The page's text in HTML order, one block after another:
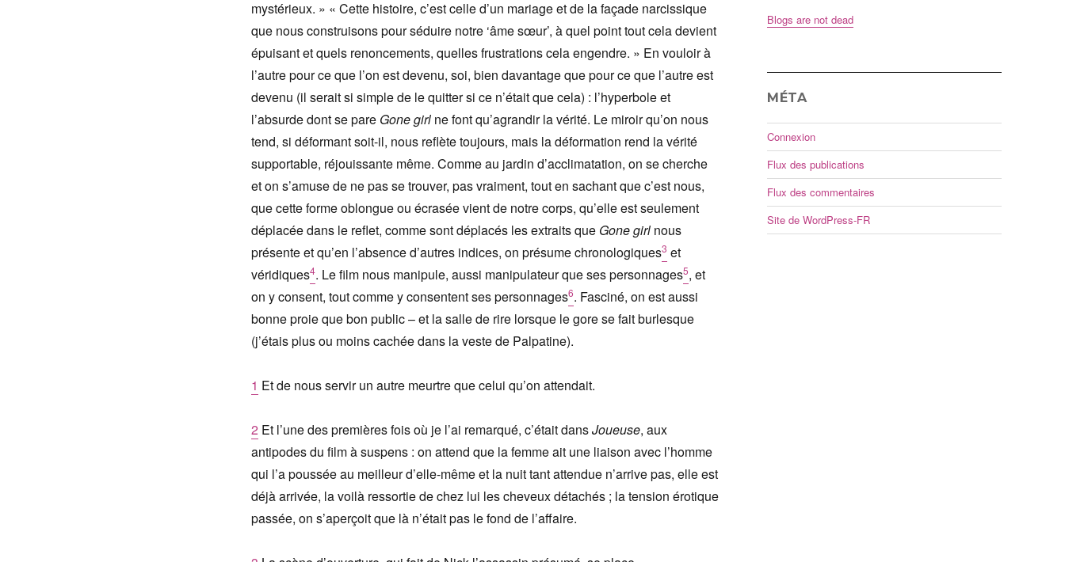
mystérieux. » « Cette histoire, c’est celle d’un mariage et de la façade narcissique
que nous construisons pour séduire notre ‘âme sœur’, à quel point tout cela devient
épuisant et quels renoncements, quelles frustrations cela engendre. » En vouloir à
l’autre pour ce que l’on est devenu, soi, bien davantage que pour ce que l’autre est
devenu (il serait si simple de le quitter si ce n’était que cela) : l’hyperbole et
l’absurde dont se pare Gone girlne font qu’agrandir la vérité. Le miroir qu’on nous
tend, si déformant soit-il, nous reflète toujours, mais la déformation rend la vérité
supportable, réjouissante même. Comme au jardin d’acclimatation, on se cherche
et on s’amuse de ne pas se trouver, pas vraiment, tout en sachant que c’est nous,
que cette forme oblongue ou écrasée vient de notre corps, qu’elle est seulement
déplacée dans le reflet, comme sont déplacés les extraits que Gone girl nous
présente et qu’en l’absence d’autres indices, on présume chronologiques3 et
véridiques4. Le film nous manipule, aussi manipulateur que ses personnages5, et
on y consent, tout comme y consentent ses personnages6. Fasciné, on est aussi
bonne proie que bon public – et la salle de rire lorsque le gore se fait burlesque
(j’étais plus ou moins cachée dans la veste de Palpatine).
1 Et de nous servir un autre meurtre que celui qu’on attendait.
2 Et l’une des premières fois où je l’ai remarqué, c’était dansJoueuse, aux
antipodes du film à suspens : on attend que la femme ait une liaison avec l’homme
qui l’a poussée au meilleur d’elle-même et la nuit tant attendue n’arrive pas, elle est
déjà arrivée, la voilà ressortie de chez lui les cheveux détachés ; la tension érotique
passée, on s’aperçoit que là n’était pas le fond de l’affaire.
Blogs are not dead
MÉTA
Connexion
Flux des publications
Flux des commentaires
Site de WordPress-FR